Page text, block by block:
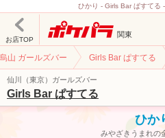
ひかり - Girls Bar ぱすてる
お店TOP
関東
山 ガールズバー Girls Bar ぱすてる
仙川（東京）ガールズバー
Girls Bar ぱすてる
ひか
みやざきうまれの